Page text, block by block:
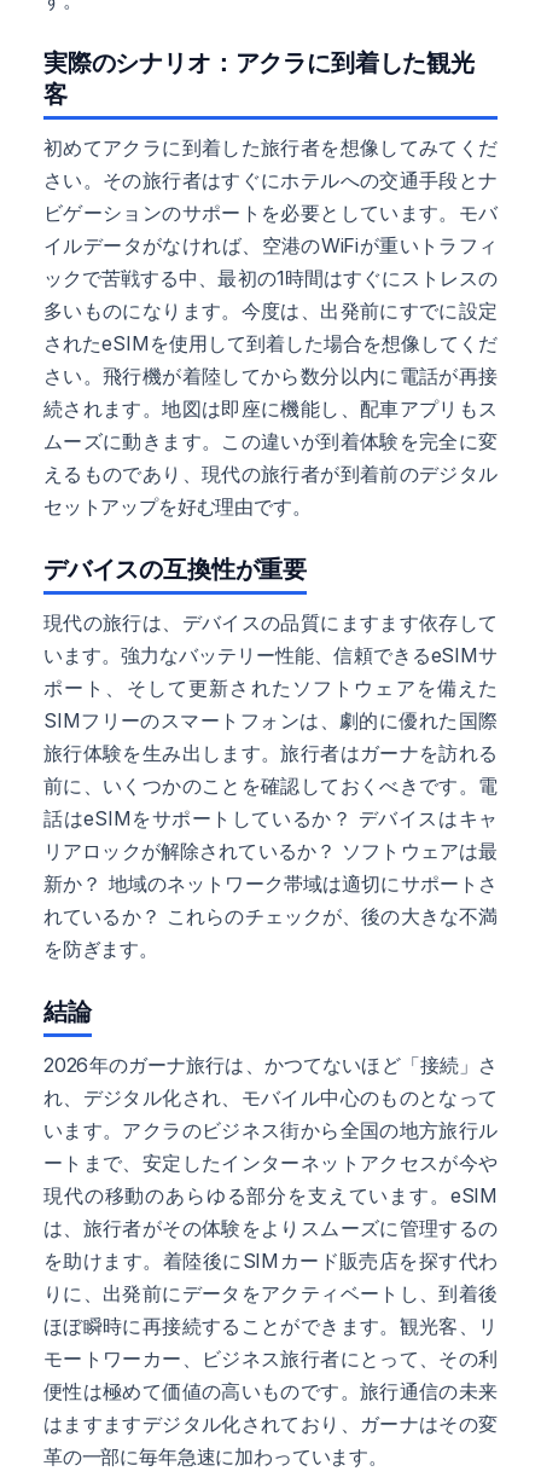
実際のシナリオ：アクラに到着した観光
客
初めてアクラに到着した旅行者を想像してみてくだ
さい。その旅行者はすぐにホテルへの交通手段とナ
ビゲーションのサポートを必要としています。モバ
イルデータがなければ、空港のWiFiが重いトラフィ
ックで苦戦する中、最初の1時間はすぐにストレスの
多いものになります。今度は、出発前にすでに設定
されたeSIMを使用して到着した場合を想像してくだ
さい。飛行機が着陸してから数分以内に電話が再接
続されます。地図は即座に機能し、配車アプリもス
ムーズに動きます。この違いが到着体験を完全に変
えるものであり、現代の旅行者が到着前のデジタル
セットアップを好む理由です。
デバイスの互換性が重要
現代の旅行は、デバイスの品質にますます依存して
います。強力なバッテリー性能、信頼できるeSIMサ
ポート、そして更新されたソフトウェアを備えた
SIMフリーのスマートフォンは、劇的に優れた国際
旅行体験を生み出します。旅行者はガーナを訪れる
前に、いくつかのことを確認しておくべきです。電
話はeSIMをサポートしているか？ デバイスはキャ
リアロックが解除されているか？ ソフトウェアは最
新か？ 地域のネットワーク帯域は適切にサポートさ
れているか？ これらのチェックが、後の大きな不満
を防ぎます。
結論
2026年のガーナ旅行は、かつてないほど「接続」さ
れ、デジタル化され、モバイル中心のものとなって
います。アクラのビジネス街から全国の地方旅行ル
ートまで、安定したインターネットアクセスが今や
現代の移動のあらゆる部分を支えています。eSIM
は、旅行者がその体験をよりスムーズに管理するの
を助けます。着陸後にSIMカード販売店を探す代わ
りに、出発前にデータをアクティベートし、到着後
ほぼ瞬時に再接続することができます。観光客、リ
モートワーカー、ビジネス旅行者にとって、その利
便性は極めて価値の高いものです。旅行通信の未来
はますますデジタル化されており、ガーナはその変
革の一部に毎年急速に加わっています。